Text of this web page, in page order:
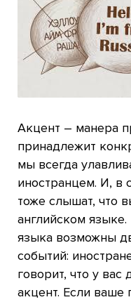
Акцент – манера
принадлежит
мы всегда
иностранцем. И, в
тоже слышат, что
английском
языка возможны
событий:
говорит, что у
акцент. Если